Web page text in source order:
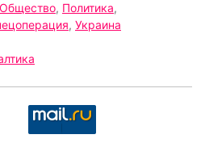
Общество, Политика,
, Украина